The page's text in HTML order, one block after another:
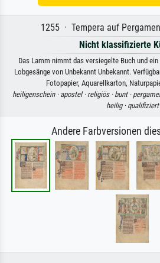
1255 · Tempera auf
Nicht klassifizierte
Das Lamm nimmt das versiegelte Buch und
Lobgesänge von Unbekannt Unbekannt.
Fotopapier, Aquarellkarton,
heiligenschein · apostel · religiös · bunt ·
heilig · qualifiziert
Andere Farbversionen